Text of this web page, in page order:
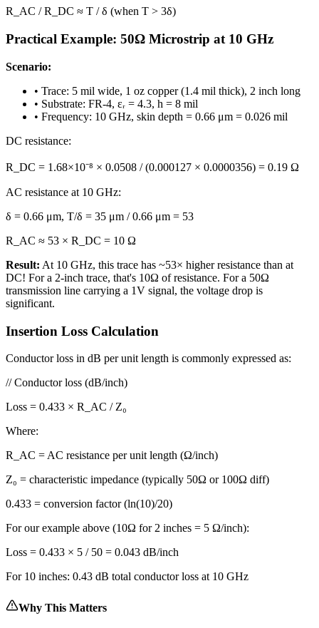
R_AC / R_DC ≈ T / δ (when T > 3δ)
Practical Example: 50Ω Microstrip at 10 GHz
Scenario:
• Trace: 5 mil wide, 1 oz copper (1.4 mil thick), 2 inch long
• Substrate: FR-4, εᵣ = 4.3, h = 8 mil
• Frequency: 10 GHz, skin depth = 0.66 μm = 0.026 mil
DC resistance:
R_DC = 1.68×10⁻⁸ × 0.0508 / (0.000127 × 0.0000356) = 0.19 Ω
AC resistance at 10 GHz:
δ = 0.66 μm, T/δ = 35 μm / 0.66 μm = 53
R_AC ≈ 53 × R_DC = 10 Ω
Result: At 10 GHz, this trace has ~53× higher resistance than at
DC! For a 2-inch trace, that's 10Ω of resistance. For a 50Ω
transmission line carrying a 1V signal, the voltage drop is
significant.
Insertion Loss Calculation
Conductor loss in dB per unit length is commonly expressed as:
//Conductor loss (dB/inch)
Loss = 0.433 × R_AC / Z₀
Where:
R_AC = AC resistance per unit length (Ω/inch)
Z₀ = characteristic impedance (typically 50Ω or 100Ω diff)
0.433 = conversion factor (ln(10)/20)
For our example above (10Ω for 2 inches = 5 Ω/inch):
Loss = 0.433 × 5 / 50 = 0.043 dB/inch
For 10 inches: 0.43 dB total conductor loss at 10 GHz
Why This Matters